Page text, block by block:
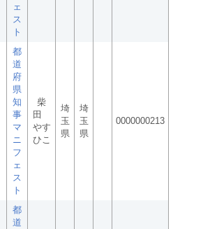
ェ
ス
ト
都
道
府
県
知
事
マ
ニ
フ
ェ
ス
ト
柴
田
やす
ひこ
埼
玉
県
埼
玉
県
0000000213
都
道